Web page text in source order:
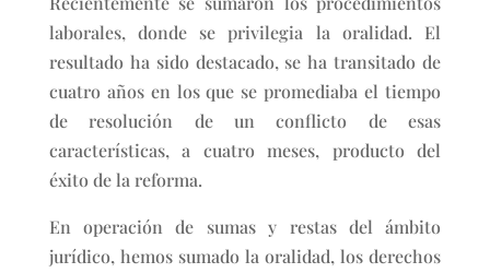
laborales, donde se privilegia la oralidad. El
resultado ha sido destacado, se ha transitado de
cuatro años en los que se promediaba el tiempo
de resolución de un conflicto de esas
características, a cuatro meses, producto del
éxito de la reforma.
En operación de sumas y restas del ámbito
jurídico, hemos sumado la oralidad, los derechos